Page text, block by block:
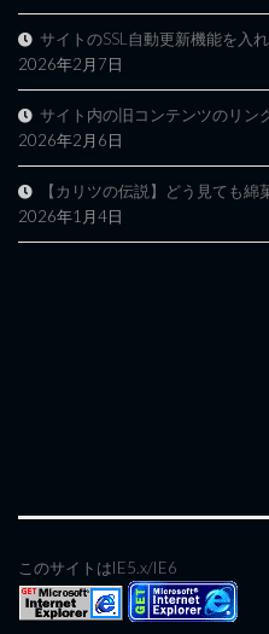
サイトのSSL自動更新機能を入
2026年2月7日
サイト内の旧コンテンツのリン
2026年2月6日
【カリツの伝説】どう見ても
2026年1月4日
このサイトはIE5.x/IE6